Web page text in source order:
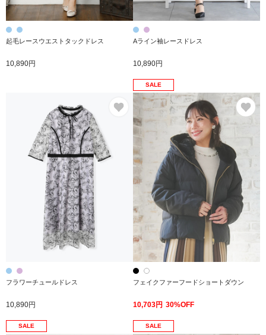
起毛レースウエストタックドレス
10,890円
Aライン袖レースドレス
10,890円
お気に入り
フラワーチュールドレス
10,890円
SALE
フェイクファーフードショートダウン
10,703円 30%OFF
SALE SALE